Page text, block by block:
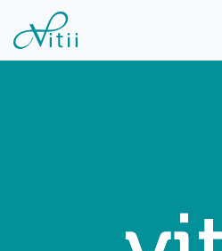
Se rendre au contenu